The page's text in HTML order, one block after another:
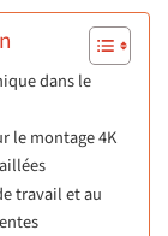
dans le
le montage 4K
travail et au